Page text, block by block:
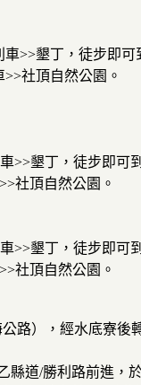
>>墾丁，徒步即可
社頂自然公園。
>>墾丁，徒步即可
社頂自然公園。
>>墾丁，徒步即可
社頂自然公園。
路），經水底寮
縣道/勝利路前進